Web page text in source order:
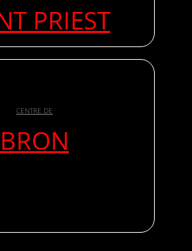
PRIEST
CENTRE DE
BRON